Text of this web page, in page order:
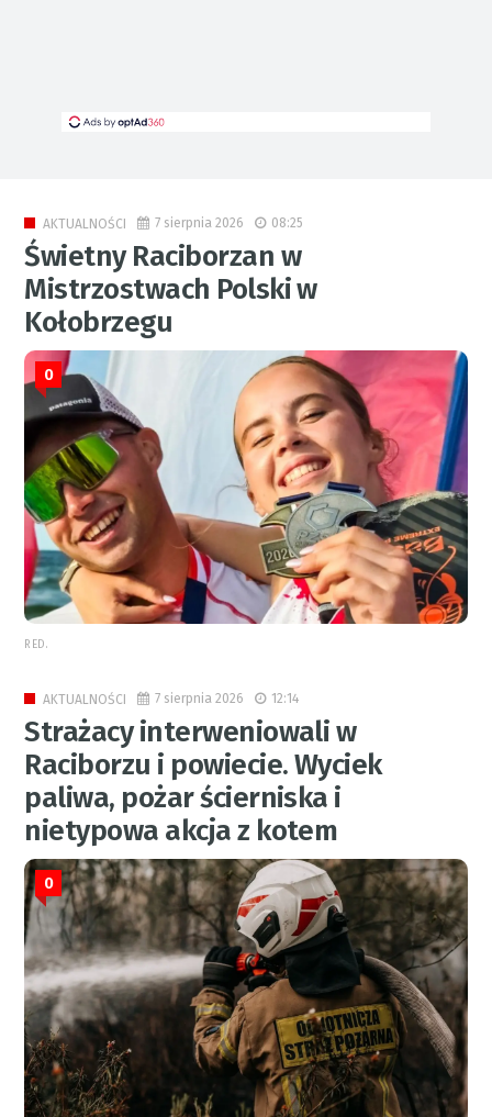
AKTUALNOŚCI 7 sierpnia 2026 08:25
Świetny Raciborzan w
Mistrzostwach Polski w
Kołobrzegu
0
RED.
AKTUALNOŚCI 7 sierpnia 2026 12:14
Strażacy interweniowali w
Raciborzu i powiecie. Wyciek
paliwa, pożar ścierniska i
nietypowa akcja z kotem
0